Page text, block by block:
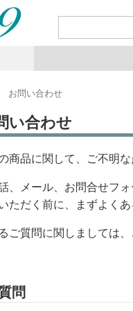
鉄道車両・オプ
お問い合わせ
い合わせ
商品に関して、ご不明
、メール、お問合せフ
ただく前に、まずよくあ
ご質問に関しましては
問